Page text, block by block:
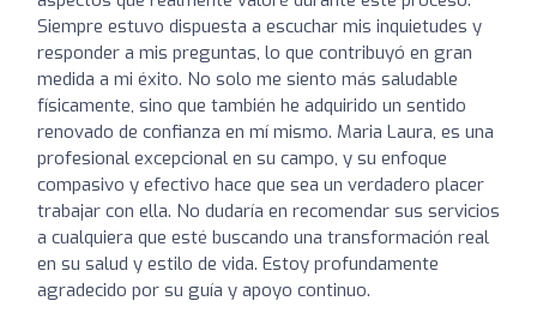
Siempre estuvo dispuesta a escuchar mis inquietudes y
responder a mis preguntas, lo que contribuyó en gran
medida a mi éxito. No solo me siento más saludable
físicamente, sino que también he adquirido un sentido
renovado de confianza en mí mismo. Maria Laura, es una
profesional excepcional en su campo, y su enfoque
compasivo y efectivo hace que sea un verdadero placer
trabajar con ella. No dudaría en recomendar sus servicios
a cualquiera que esté buscando una transformación real
en su salud y estilo de vida. Estoy profundamente
agradecido por su guía y apoyo continuo.